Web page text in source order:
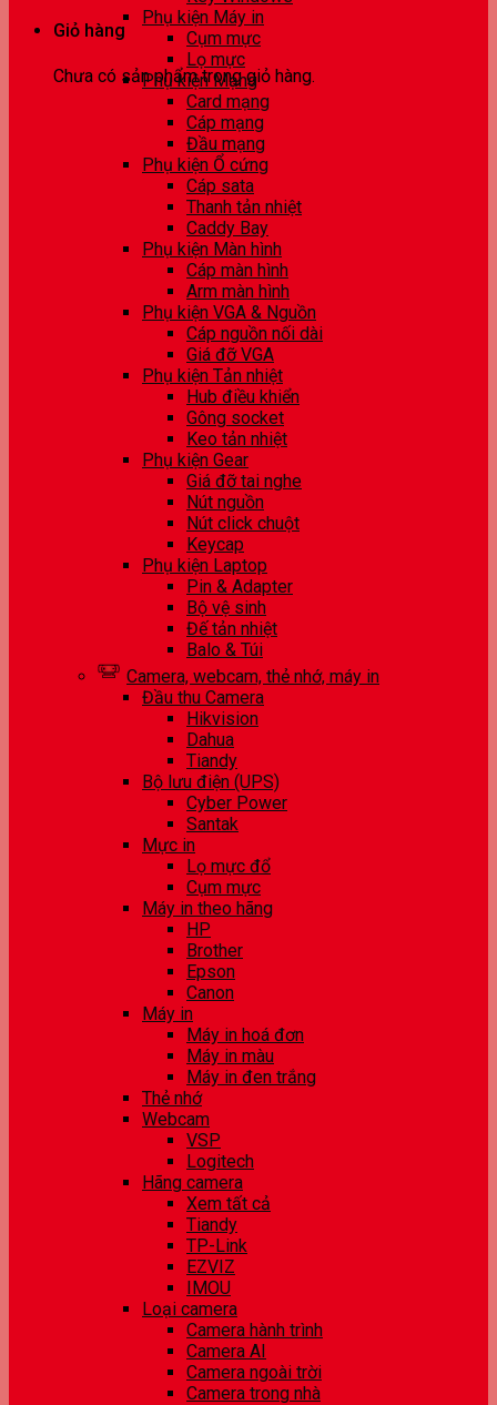
Giỏ hàng
Chưa có sản phẩm trong giỏ hàng.
Phụ kiện Máy in
Cụm mực
Lọ mực
Phụ kiện Mạng
Card mạng
Cáp mạng
Đầu mạng
Phụ kiện Ổ cứng
Cáp sata
Thanh tản nhiệt
Caddy Bay
Phụ kiện Màn hình
Cáp màn hình
Arm màn hình
Phụ kiện VGA & Nguồn
Cáp nguồn nối dài
Giá đỡ VGA
Phụ kiện Tản nhiệt
Hub điều khiển
Gông socket
Keo tản nhiệt
Phụ kiện Gear
Giá đỡ tai nghe
Nút nguồn
Nút click chuột
Keycap
Phụ kiện Laptop
Pin & Adapter
Bộ vệ sinh
Đế tản nhiệt
Balo & Túi
Camera, webcam, thẻ nhớ, máy in
Đầu thu Camera
Hikvision
Dahua
Tiandy
Bộ lưu điện (UPS)
Cyber Power
Santak
Mực in
Lọ mực đổ
Cụm mực
Máy in theo hãng
HP
Brother
Epson
Canon
Máy in
Máy in hoá đơn
Máy in màu
Máy in đen trắng
Thẻ nhớ
Webcam
VSP
Logitech
Hãng camera
Xem tất cả
Tiandy
TP-Link
EZVIZ
IMOU
Loại camera
Camera hành trình
Camera AI
Camera ngoài trời
Camera trong nhà